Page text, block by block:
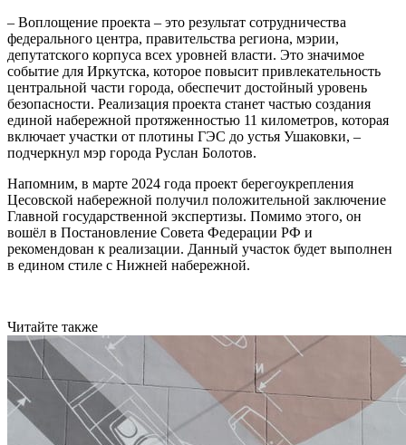
– Воплощение проекта – это результат сотрудничества
федерального центра, правительства региона, мэрии,
депутатского корпуса всех уровней власти. Это значимое
событие для Иркутска, которое повысит привлекательность
центральной части города, обеспечит достойный уровень
безопасности. Реализация проекта станет частью создания
единой набережной протяженностью 11 километров, которая
включает участки от плотины ГЭС до устья Ушаковки, –
подчеркнул мэр города Руслан Болотов.
Напомним, в марте 2024 года проект берегоукрепления
Цесовской набережной получил положительной заключение
Главной государственной экспертизы. Помимо этого, он
вошёл в Постановление Совета Федерации РФ и
рекомендован к реализации. Данный участок будет выполнен
в едином стиле с Нижней набережной.
Читайте также